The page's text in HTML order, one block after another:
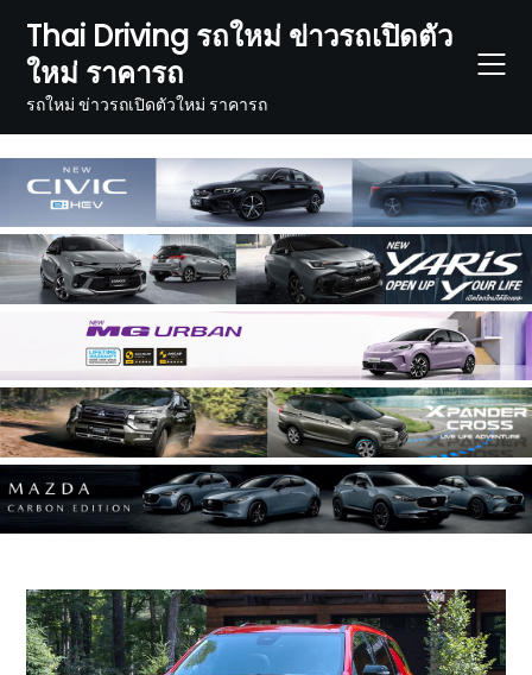
content
Thai Driving รถใหม่ ข่าวรถเปิดตัว
ใหม่ ราคารถ
รถใหม่ ข่าวรถเปิดตัวใหม่ ราคารถ